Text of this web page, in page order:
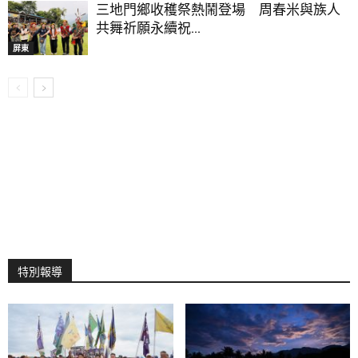
屏東
三地門鄉收穫祭熱鬧登場 周春米與族人
共舞祈願永續祝...
特別報導